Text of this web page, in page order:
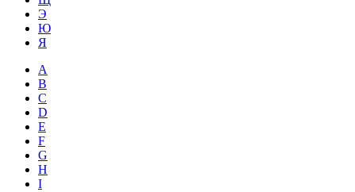
Э
Ю
Я
A
B
C
D
E
F
G
H
I